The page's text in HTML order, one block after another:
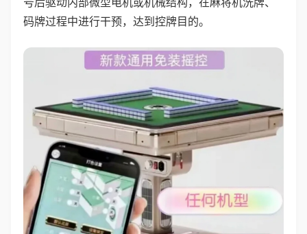
码牌过程中进行干预，达到控牌目的。